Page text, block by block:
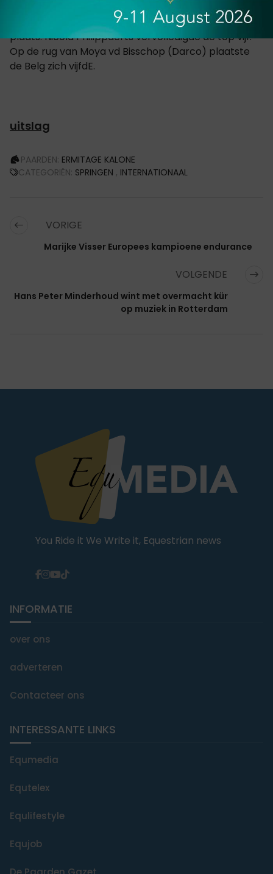
Net buiten het podium strandde Katrin Eckermann
met Iron Dames Cydello (Cascadello) op de vierde
plaats. Nicola Philippaerts vervolledigde de top vijf.
Op de rug van Moya vd Bisschop (Darco) plaatste
de Belg zich vijfdE.
uitslag
PAARDEN: ERMITAGE KALONE
CATEGORIËN: SPRINGEN , INTERNATIONAAL
VORIGE
Marijke Visser Europees kampioene endurance
VOLGENDE
Hans Peter Minderhoud wint met overmacht kür
op muziek in Rotterdam
You Ride it We Write it, Equestrian news
INFORMATIE
over ons
adverteren
Contacteer ons
INTERESSANTE LINKS
Equmedia
Equtelex
Equlifestyle
Equjob